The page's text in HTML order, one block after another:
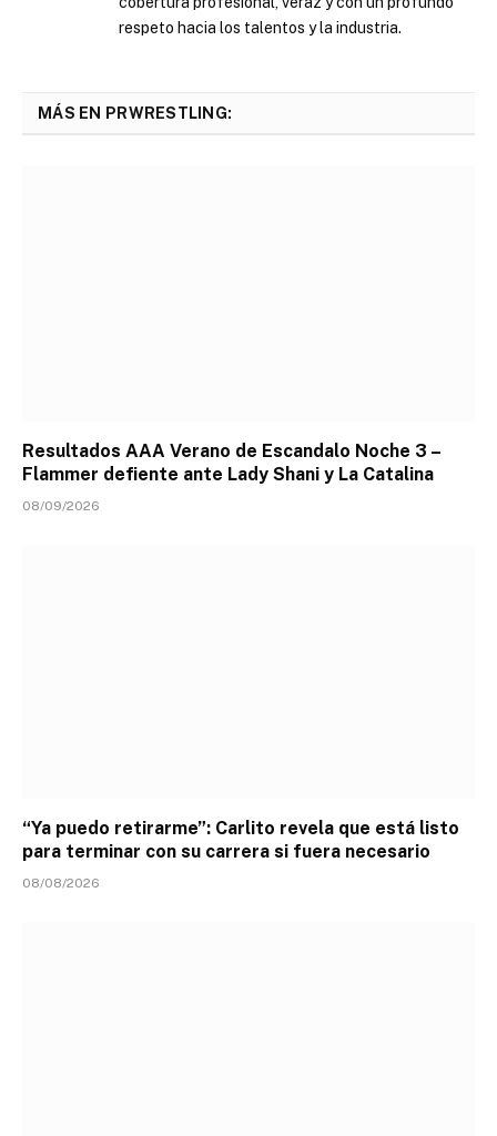
respeto hacia los talentos y la industria.
MÁS EN PRWRESTLING:
Resultados AAA Verano de Escandalo Noche 3 –
Flammer defiente ante Lady Shani y La Catalina
08/09/2026
“Ya puedo retirarme”: Carlito revela que está listo
para terminar con su carrera si fuera necesario
08/08/2026